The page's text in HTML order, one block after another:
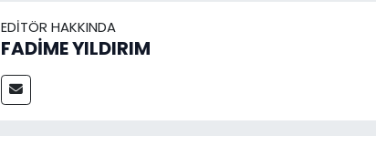
EDITÖR HAKKINDA
FADİME YILDIRIM